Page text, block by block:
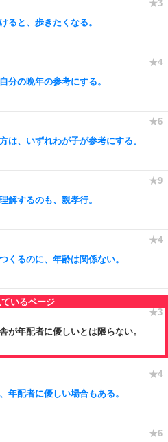
ると、歩きたくなる。
分の晩年の参考にする。
は、いずれわが子が参考にする。
解するのも、親孝行。
くるのに、年齢は関係ない。
が年配者に優しいとは限らない。
年配者に優しい場合もある。